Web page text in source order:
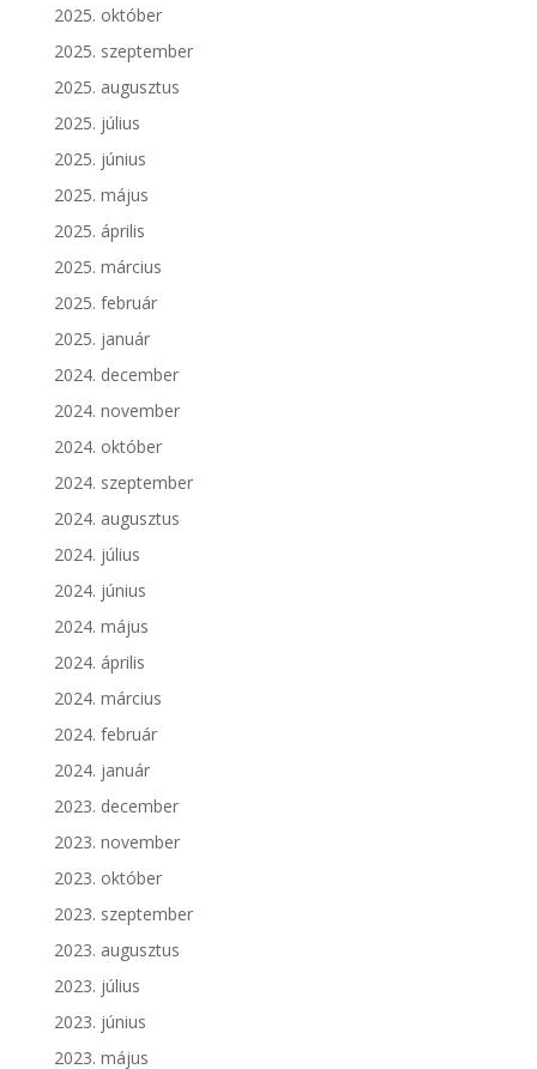
2025. október
2025. szeptember
2025. augusztus
2025. július
2025. június
2025. május
2025. április
2025. március
2025. február
2025. január
2024. december
2024. november
2024. október
2024. szeptember
2024. augusztus
2024. július
2024. június
2024. május
2024. április
2024. március
2024. február
2024. január
2023. december
2023. november
2023. október
2023. szeptember
2023. augusztus
2023. július
2023. június
2023. május